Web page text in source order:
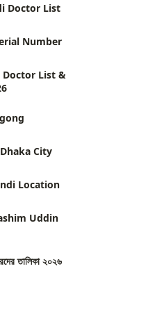
Doctor List
Number
List &
City
Location
Uddin
তালিকা ২০২৬